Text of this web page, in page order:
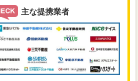
主な提携業者